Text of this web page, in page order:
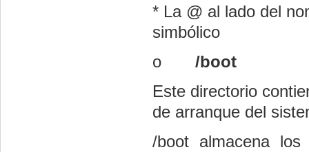
* La @ al lado del
simbólico
o
/boot
Este directorio
de arranque del
/boot almacena